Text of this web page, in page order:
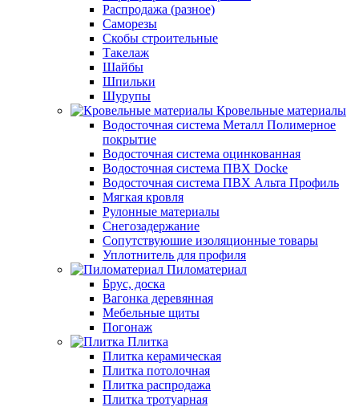
Распродажа (разное)
Саморезы
Скобы строительные
Такелаж
Шайбы
Шпильки
Шурупы
Кровельные материалы
Водосточная система Металл Полимерное
покрытие
Водосточная система оцинкованная
Водосточная система ПВХ Docke
Водосточная система ПВХ Альта Профиль
Мягкая кровля
Рулонные материалы
Снегозадержание
Сопутствуюшие изоляционные товары
Уплотнитель для профиля
Пиломатериал
Брус, доска
Вагонка деревянная
Мебельные щиты
Погонаж
Плитка
Плитка керамическая
Плитка потолочная
Плитка распродажа
Плитка тротуарная